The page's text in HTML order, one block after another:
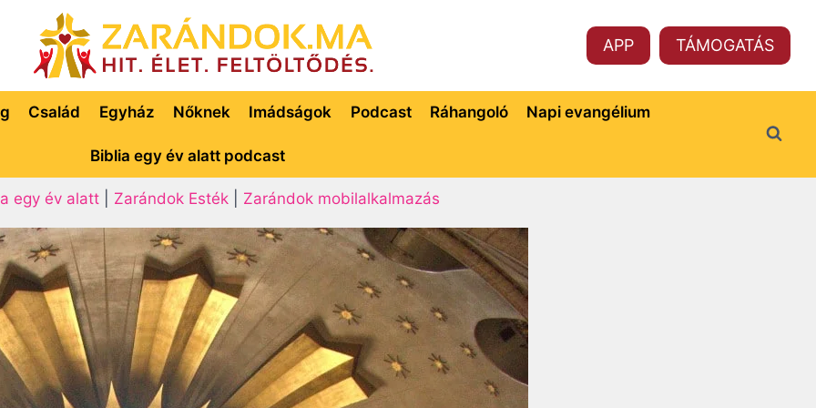
APP TÁMOGATÁS
Család Egyház Nőknek Imádságok Podcast Ráhangoló Napi evangélium
Biblia egy év alatt podcast
egy év alatt| Zarándok Esték| Zarándok mobilalkalmazás